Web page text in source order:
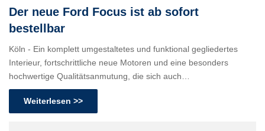
Der neue Ford Focus ist ab sofort
bestellbar
Köln - Ein komplett umgestaltetes und funktional gegliedertes
Interieur, fortschrittliche neue Motoren und eine besonders
hochwertige Qualitätsanmutung, die sich auch…
Weiterlesen >>